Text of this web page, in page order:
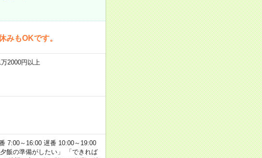
もOKです。
2000円以上
7:00～16:00 遅番 10:00～19:00
飯の準備がしたい」 「できれば